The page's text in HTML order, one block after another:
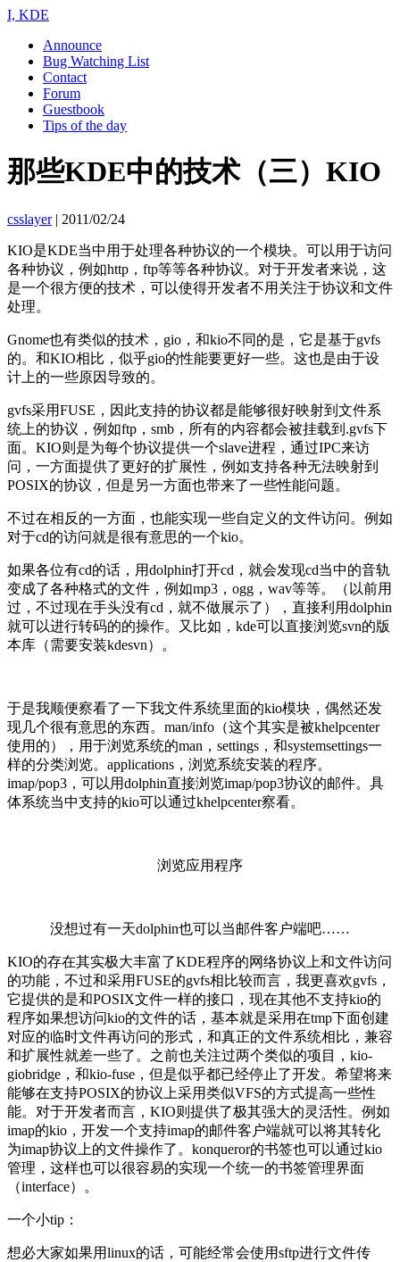
I, KDE
Announce
Bug Watching List
Contact
Forum
Guestbook
Tips of the day
那些KDE中的技术（三）KIO
csslayer| 2011/02/24
KIO是KDE当中用于处理各种协议的一个模块。可以用于访问
各种协议，例如http，ftp等等各种协议。对于开发者来说，这
是一个很方便的技术，可以使得开发者不用关注于协议和文件
处理。
Gnome也有类似的技术，gio，和kio不同的是，它是基于gvfs
的。和KIO相比，似乎gio的性能要更好一些。这也是由于设
计上的一些原因导致的。
gvfs采用FUSE，因此支持的协议都是能够很好映射到文件系
统上的协议，例如ftp，smb，所有的内容都会被挂载到.gvfs下
面。KIO则是为每个协议提供一个slave进程，通过IPC来访
问，一方面提供了更好的扩展性，例如支持各种无法映射到
POSIX的协议，但是另一方面也带来了一些性能问题。
不过在相反的一方面，也能实现一些自定义的文件访问。例如
对于cd的访问就是很有意思的一个kio。
如果各位有cd的话，用dolphin打开cd，就会发现cd当中的音轨
变成了各种格式的文件，例如mp3，ogg，wav等等。（以前用
过，不过现在手头没有cd，就不做展示了），直接利用dolphin
就可以进行转码的的操作。又比如，kde可以直接浏览svn的版
本库（需要安装kdesvn）。
于是我顺便察看了一下我文件系统里面的kio模块，偶然还发
现几个很有意思的东西。man/info（这个其实是被khelpcenter
使用的），用于浏览系统的man，settings，和systemsettings一
样的分类浏览。applications，浏览系统安装的程序。
imap/pop3，可以用dolphin直接浏览imap/pop3协议的邮件。具
体系统当中支持的kio可以通过khelpcenter察看。
浏览应用程序
没想过有一天dolphin也可以当邮件客户端吧……
KIO的存在其实极大丰富了KDE程序的网络协议上和文件访问
的功能，不过和采用FUSE的gvfs相比较而言，我更喜欢gvfs，
它提供的是和POSIX文件一样的接口，现在其他不支持kio的
程序如果想访问kio的文件的话，基本就是采用在tmp下面创建
对应的临时文件再访问的形式，和真正的文件系统相比，兼容
和扩展性就差一些了。之前也关注过两个类似的项目，kio-
giobridge，和kio-fuse，但是似乎都已经停止了开发。希望将来
能够在支持POSIX的协议上采用类似VFS的方式提高一些性
能。对于开发者而言，KIO则提供了极其强大的灵活性。例如
imap的kio，开发一个支持imap的邮件客户端就可以将其转化
为imap协议上的文件操作了。konqueror的书签也可以通过kio
管理，这样也可以很容易的实现一个统一的书签管理界面
（interface）。
一个小tip：
想必大家如果用linux的话，可能经常会使用sftp进行文件传